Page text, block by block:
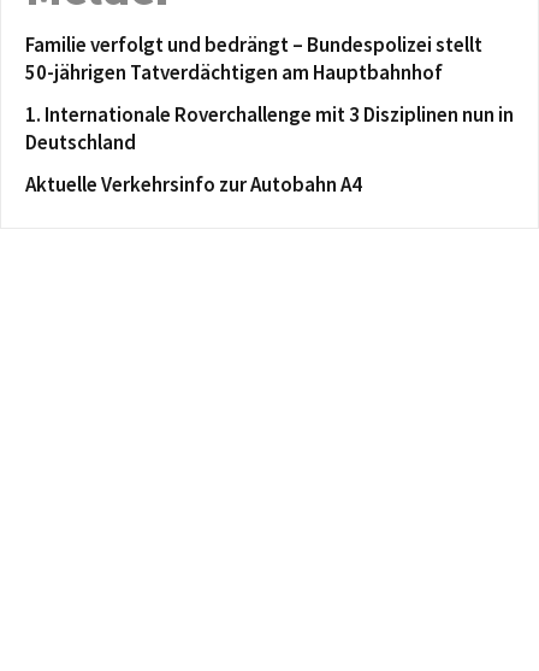
Familie verfolgt und bedrängt – Bundespolizei stellt
50-jährigen Tatverdächtigen am Hauptbahnhof
1. Internationale Roverchallenge mit 3 Disziplinen nun in
Deutschland
Aktuelle Verkehrsinfo zur Autobahn A4